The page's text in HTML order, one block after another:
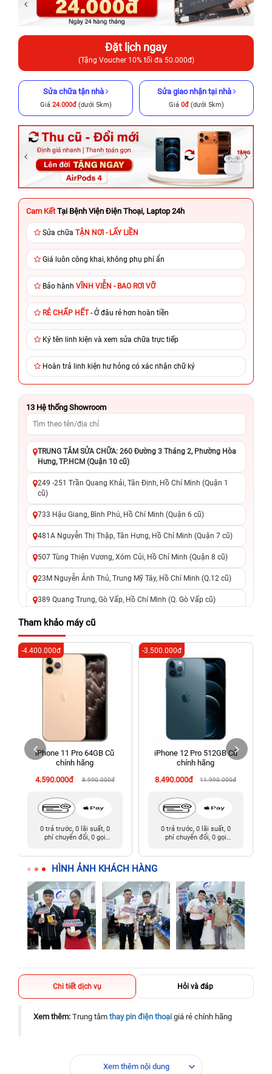
Đặt lịch ngay
(Tặng Voucher 10% tối đa 50.000đ)
Sửa chữa tận nhà
Giá 24.000đ(dưới 5km)
Sửa giao nhận tại nhà
Giá 0đ (dưới 5km)
Cam Kết Tại Bệnh Viện Điện Thoại, Laptop 24h
Sửa chữa TẬN NƠI - LẤY LIỀN
Giá luôn công khai, không phụ phí ẩn
Bảo hành VĨNH VIỄN - BAO RƠI VỠ
RẺ CHẤP HẾT- Ở đâu rẻ hơn hoàn tiền
Ký tên linh kiện và xem sửa chữa trực tiếp
Hoàn trả linh kiện hư hỏng có xác nhận chữ ký
13 Hệ thống Showroom
TRUNG TÂM SỬA CHỮA: 260 Đường 3 Tháng 2, Phường Hòa
Hưng, TP.HCM (Quận 10 cũ)
249 -251 Trần Quang Khải, Tân Định, Hồ Chí Minh (Quận 1
cũ)
733 Hậu Giang, Bình Phú, Hồ Chí Minh (Quận 6 cũ)
481A Nguyễn Thị Thập, Tân Hưng, Hồ Chí Minh (Quận 7 cũ)
507 Tùng Thiện Vương, Xóm Củi, Hồ Chí Minh (Quận 8 cũ)
23M Nguyễn Ảnh Thủ, Trung Mỹ Tây, Hồ Chí Minh (Q.12 cũ)
389 Quang Trung, Gò Vấp, Hồ Chí Minh (Q. Gò Vấp cũ)
625 - 625A Âu Cơ, Tân Phú, Hồ Chí Minh (Quận Tân Phú cũ)
326 Lê Văn Việt, Tăng Nhơn Phú, Hồ Chí Minh (Q.9 TP. Thủ
Đức cũ)
256 Võ Văn Ngân, Thủ Đức, Hồ Chí Minh (Bình Thọ, TP. Thủ
70 Nguyễn An Ninh, Dĩ An, Hồ Chí Minh (Bình Dương Cũ)
24h Vũng Tàu: 162A Ba Cu, Vũng Tàu, Hồ Chí Minh (TP. Vũng
Tàu cũ)
198 Hoàng Văn Thụ, Tân Sơn Nhất, Hồ Chí Minh (Tân Bình
Tham khảo máy cũ
iPhone 11 Pro 64GB Cũ
chính hãng
4.590.000đ
8.990.000đ
-4.400.000đ
0 trả trước, 0 lãi suất, 0
phí chuyển đổi, 0 gọi
iPhone 12 Pro 512GB Cũ
chính hãng
8.490.000đ
11.990.000đ
-3.500.000đ
0 trả trước, 0 lãi suất, 0
phí chuyển đổi, 0 gọi
HÌNH ẢNH KHÁCH HÀNG
Chi tiết dịch vụ Hỏi và đáp
Xem thêm: Trung tâm thay pin điện thoại giá rẻ chính hãng
Xem thêm nội dung